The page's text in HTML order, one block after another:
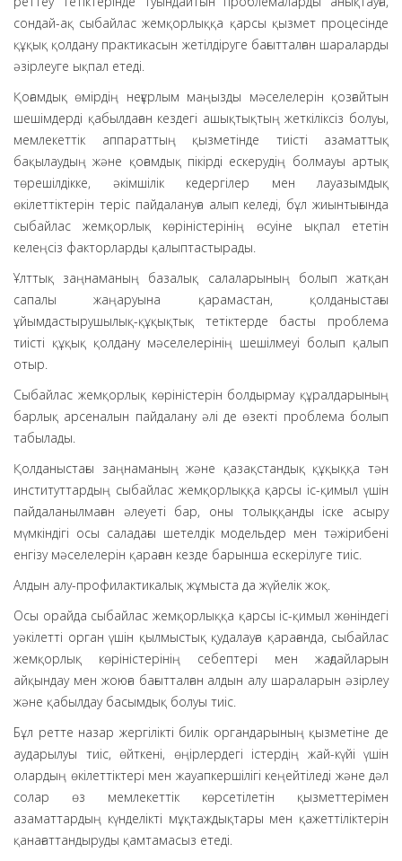
сондай-ақ сыбайлас жемқорлыққа қарсы қызмет процесінде
құқық қолдану практикасын жетілдіруге бағытталған шараларды
әзірлеуге ықпал етеді.
Қоғамдық өмірдің неғұрлым маңызды мәселелерін қозғайтын
шешімдерді қабылдаған кездегі ашықтықтың жеткіліксіз болуы,
мемлекеттік аппараттың қызметінде тиісті азаматтық
бақылаудың және қоғамдық пікірді ескерудің болмауы артық
төрешілдікке, әкімшілік кедергілер мен лауазымдық
өкілеттіктерін теріс пайдалануға алып келеді, бұл жиынтығында
сыбайлас жемқорлық көріністерінің өсуіне ықпал ететін
келеңсіз факторларды қалыптастырады.
Ұлттық заңнаманың базалық салаларының болып жатқан
сапалы жаңаруына қарамастан, қолданыстағы
ұйымдастырушылық-құқықтық тетіктерде басты проблема
тиісті құқық қолдану мәселелерінің шешілмеуі болып қалып
отыр.
Сыбайлас жемқорлық көріністерін болдырмау құралдарының
барлық арсеналын пайдалану әлі де өзекті проблема болып
табылады.
Қолданыстағы заңнаманың және қазақстандық құқыққа тән
институттардың сыбайлас жемқорлыққа қарсы іс-қимыл үшін
пайдаланылмаған әлеуеті бар, оны толыққанды іске асыру
мүмкіндігі осы саладағы шетелдік модельдер мен тәжірибені
енгізу мәселелерін қараған кезде барынша ескерілуге тиіс.
Алдын алу-профилактикалық жұмыста да жүйелік жоқ.
Осы орайда сыбайлас жемқорлыққа қарсы іс-қимыл жөніндегі
уәкілетті орган үшін қылмыстық қудалауға қарағанда, сыбайлас
жемқорлық көріністерінің себептері мен жағдайларын
айқындау мен жоюға бағытталған алдын алу шараларын әзірлеу
және қабылдау басымдық болуы тиіс.
Бұл ретте назар жергілікті билік органдарының қызметіне де
аударылуы тиіс, өйткені, өңірлердегі істердің жай-күйі үшін
олардың өкілеттіктері мен жауапкершілігі кеңейтіледі және дәл
солар өз мемлекеттік көрсетілетін қызметтерімен
азаматтардың күнделікті мұқтаждықтары мен қажеттіліктерін
қанағаттандыруды қамтамасыз етеді.